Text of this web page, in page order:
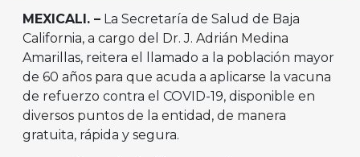
MEXICALI. – La Secretaría de Salud de Baja
California, a cargo del Dr. J. Adrián Medina
Amarillas, reitera el llamado a la población mayor
de 60 años para que acuda a aplicarse la vacuna
de refuerzo contra el COVID-19, disponible en
diversos puntos de la entidad, de manera
gratuita, rápida y segura.